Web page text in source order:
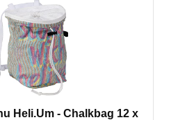
Heli.Um - Chalkbag 12 x